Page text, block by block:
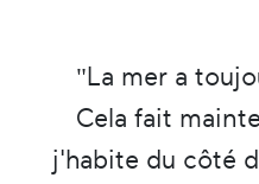
"La mer a
Cela fait
j'habite du côté